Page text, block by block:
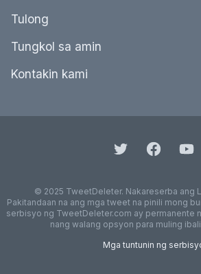
Tulong
Tungkol sa amin
Kontakin kami
© 2025 TweetDeleter. Nakareserba ang
Pakitandaan na ang mga tweet na pinili mong
serbisyo ng TweetDeleter.com ay permanente
nang walang opsyon para muling
Mga tuntunin ng